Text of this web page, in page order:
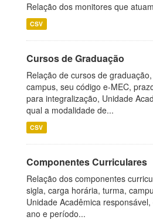
Relação dos monitores que
CSV
Cursos de Graduação
Relação de cursos de
campus, seu código e-MEC,
para integralização, Unidade
qual a modalidade de...
CSV
Componentes Curriculares
Relação dos componentes
sigla, carga horária, turma,
Unidade Acadêmica
ano e período...